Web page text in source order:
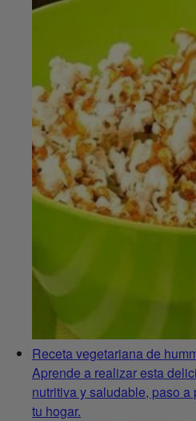
Receta vegetariana de
Aprende a realizar esta
nutritiva y saludable, paso
tu hogar.